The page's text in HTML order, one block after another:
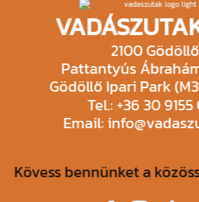
2100 Gödöllő
Pattantyús
Gödöllő Ipari Park
Tel.: +36 30
Email:
Kövess bennünket a